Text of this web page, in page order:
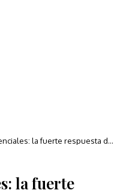
la fuerte respuesta de
la fuerte